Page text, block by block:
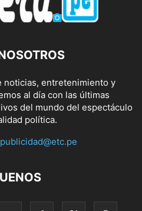
noticias, entretenimiento y
al día con las últimas
del mundo del espectáculo
política.
publicidad@etc.pe